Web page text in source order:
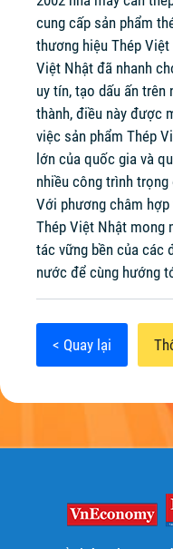
cung cấp sản phẩm
thương hiệu Thép Việt
Việt Nhật đã nhanh
uy tín, tạo dấu ấn
thành, điều này được
việc sản phẩm Thép
lớn của quốc gia và
nhiều công trình
Với phương châm
Thép Việt Nhật mong
tác vững bền của các
nước để cùng hướng
< Quay lại